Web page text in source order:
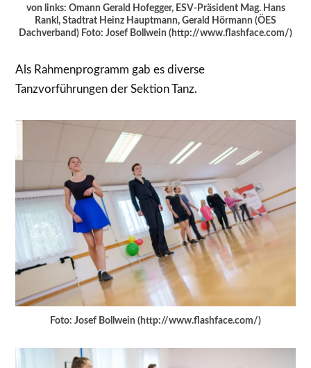
von links: Omann Gerald Hofegger, ESV-Präsident Mag. Hans
Rankl, Stadtrat Heinz Hauptmann, Gerald Hörmann (ÖES
Dachverband) Foto: Josef Bollwein (http://www.flashface.com/)
Als Rahmenprogramm gab es diverse
Tanzvorführungen der Sektion Tanz.
Foto: Josef Bollwein (http://www.flashface.com/)